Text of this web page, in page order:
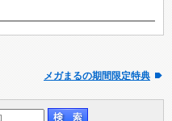
メガまるの期間限定特典